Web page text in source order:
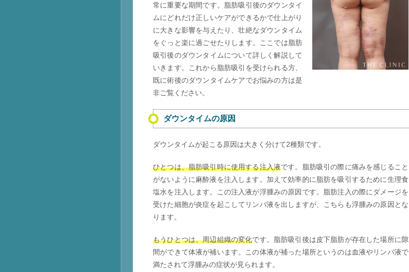
常に重要な期間です。脂肪吸引後のダウンタイ
ムにどれだけ正しいケアができるかで仕上がり
に大きな影響を与えたり、壮絶なダウンタイム
をぐっと楽に過ごせたりします。ここでは脂肪
吸引後のダウンタイムについて詳しく解説して
いきます。これから脂肪吸引を受けられる方、
既に術後のダウンタイムケアでお悩みの方は是
非ご覧ください。
ダウンタイムの原因
ダウンタイムが起こる原因は大きく分けて2種類です。
ひとつは、脂肪吸引時に使用する注入液です。脂肪吸引の際に痛みを感じること
がないように麻酔液を注入します。加えて効率的に脂肪を吸引するために生理食
塩水を注入します。この注入液が浮腫みの原因です。脂肪注入の際にダメージを
受けた細胞が炎症を起こしてリンパ液を出しますが、こちらも浮腫みの原因とな
ります。
もうひとつは、周辺組織の変化です。脂肪吸引後は皮下脂肪が存在した場所に隙
間ができて体液が補います。この体液が補った場所というのは血液やリンパ液で
満たされて浮腫みの症状が見られます。